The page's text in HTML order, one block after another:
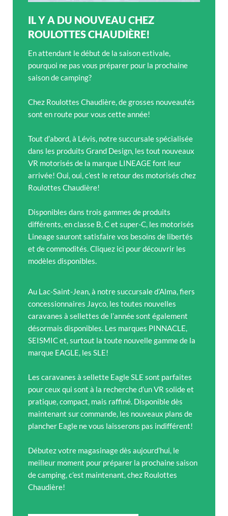
IL Y A DU NOUVEAU CHEZ
ROULOTTES CHAUDIÈRE!
En attendant le début de la saison estivale,
pourquoi ne pas vous préparer pour la prochaine
saison de camping?
Chez Roulottes Chaudière, de grosses nouveautés
sont en route pour vous cette année!
Tout d’abord, à Lévis, notre succursale spécialisée
dans les produits Grand Design, les tout nouveaux
VR motorisés de la marque LINEAGE font leur
arrivée! Oui, oui, c’est le retour des motorisés chez
Roulottes Chaudière!
Disponibles dans trois gammes de produits
différents, en classe B, C et super-C, les motorisés
Lineage sauront satisfaire vos besoins de libertés
et de commodités. Cliquez ici pour découvrir les
modèles disponibles.
Au Lac-Saint-Jean, à notre succursale d’Alma, fiers
concessionnaires Jayco, les toutes nouvelles
caravanes à sellettes de l’année sont également
désormais disponibles. Les marques PINNACLE,
SEISMIC et, surtout la toute nouvelle gamme de la
marque EAGLE, les SLE!
Les caravanes à sellette Eagle SLE sont parfaites
pour ceux qui sont à la recherche d’un VR solide et
pratique, compact, mais raffiné. Disponible dès
maintenant sur commande, les nouveaux plans de
plancher Eagle ne vous laisserons pas indifférent!
Débutez votre magasinage dès aujourd’hui, le
meilleur moment pour préparer la prochaine saison
de camping, c’est maintenant, chez Roulottes
Chaudière!